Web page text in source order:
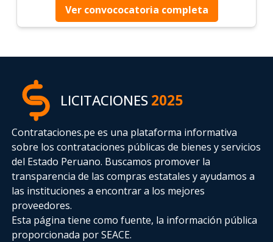
Ver convococatoria completa
LICITACIONES2025
Contrataciones.pe es una plataforma informativa
sobre los contrataciones públicas de bienes y servicios
del Estado Peruano. Buscamos promover la
transparencia de las compras estatalesy ayudamos a
las instituciones a encontrar a los mejores
proveedores.
Esta página tiene como fuente, la información pública
proporcionada por SEACE.